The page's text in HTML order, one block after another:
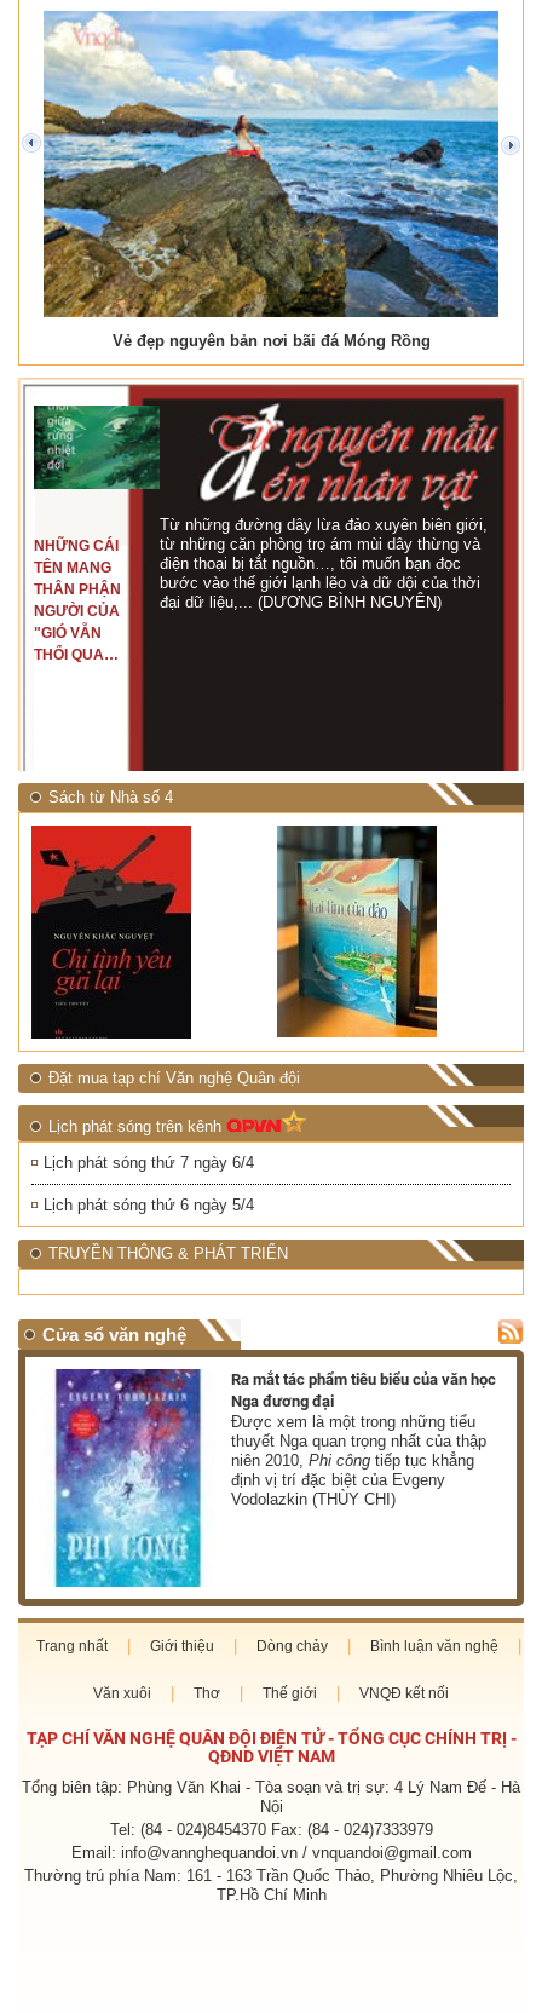
Vẻ đẹp nguyên bản nơi bãi đá Móng Rồng
prev next
NHỮNG CÁI
TÊN MANG
THÂN PHẬN
NGƯỜI CỦA
"GIÓ VẪN
THỔI QUA
Từ những đường dây lừa đảo xuyên biên giới,
từ những căn phòng trọ ám mùi dây thừng và
điện thoại bị tắt nguồn…, tôi muốn bạn đọc
bước vào thế giới lạnh lẽo và dữ dội của thời
đại dữ liệu,... (DƯƠNG BÌNH NGUYÊN)
Sách từ Nhà số 4
Đặt mua tạp chí Văn nghệ Quân đội
Lịch phát sóng trên kênh
Lịch phát sóng thứ 7 ngày 6/4
Lịch phát sóng thứ 6 ngày 5/4
TRUYỀN THÔNG & PHÁT TRIỂN
Cửa sổ văn nghệ
Ra mắt tác phẩm tiêu biểu của văn học
Nga đương đại
Được xem là một trong những tiểu
thuyết Nga quan trọng nhất của thập
niên 2010,Phi công tiếp tục khẳng
định vị trí đặc biệt của Evgeny
Vodolazkin (THÙY CHI)
Trang nhất Giới thiệu Dòng chảy Bình luận văn nghệ
Văn xuôi Thơ Thế giới VNQĐ kết nối
TẠP CHÍ VĂN NGHỆ QUÂN ĐỘI ĐIỆN TỬ - TỔNG CỤC CHÍNH TRỊ -
QĐND VIỆT NAM
Tổng biên tập: Phùng Văn Khai - Tòa soạn và trị sự: 4 Lý Nam Đế - Hà
Nội
Tel: (84 - 024)8454370 Fax: (84 - 024)7333979
Email: info@vannghequandoi.vn / vnquandoi@gmail.com
Thường trú phía Nam: 161 - 163 Trần Quốc Thảo, Phường Nhiêu Lộc,
TP.Hồ Chí Minh